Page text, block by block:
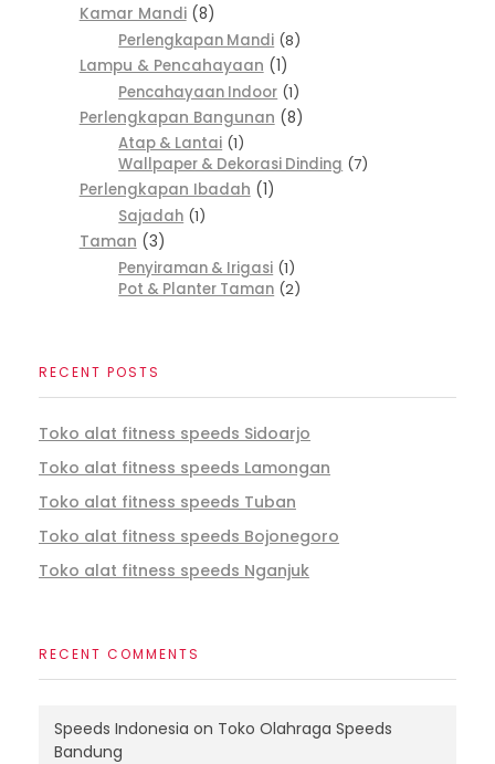
Kamar Mandi 8
Perlengkapan Mandi 8
Lampu & Pencahayaan
1
Pencahayaan Indoor 1
Perlengkapan Bangunan
8
Atap & Lantai 1
Wallpaper & Dekorasi Dinding 7
Perlengkapan Ibadah
1
Sajadah 1
Taman
3
Penyiraman & Irigasi 1
Pot & Planter Taman 2
RECENT POSTS
Toko alat fitness speeds Sidoarjo
Toko alat fitness speeds Lamongan
Toko alat fitness speeds Tuban
Toko alat fitness speeds Bojonegoro
Toko alat fitness speeds Nganjuk
RECENT COMMENTS
Speeds Indonesia on Toko Olahraga Speeds
Bandung